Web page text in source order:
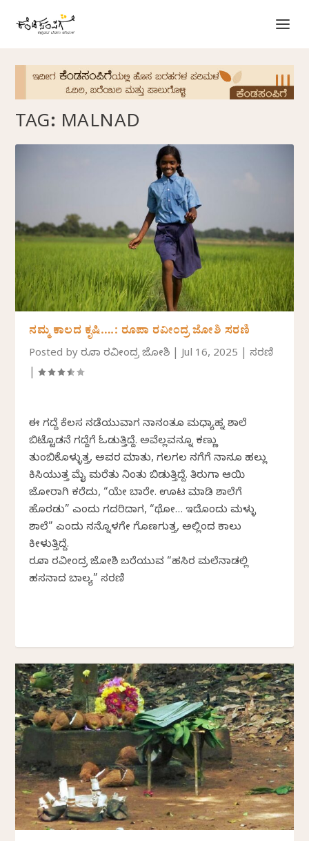
TAG: MALNAD
ನಮ್ಮ ಕಾಲದ ಕೃಷಿ….: ರೂಪಾ ರವೀಂದ್ರ ಜೋಶಿ ಸರಣಿ
Posted byರೂಪಾ ರವೀಂದ್ರ ಜೋಶಿ |Jul 16, 2025 |ಸರಣಿ
|
ಈ ಗದ್ದೆ ಕೆಲಸ ನಡೆಯುವಾಗ ನಾನಂತೂ ಮಧ್ಯಾಹ್ನ ಶಾಲೆ
ಬಿಟ್ಟೊಡನೆ ಗದ್ದೆಗೆ ಓಡುತ್ತಿದ್ದೆ. ಅವೆಲ್ಲವನ್ನೂ ಕಣ್ಣು
ತುಂಬಿಕೊಳ್ಳುತ್ತ, ಅವರ ಮಾತು, ಗಲಗಲ ನಗೆಗೆ ನಾನೂ ಹಲ್ಲು
ಕಿಸಿಯುತ್ತ ಮೈ ಮರೆತು ನಿಂತು ಬಿಡುತ್ತಿದ್ದೆ. ತಿರುಗಾ ಆಯಿ
ಜೋರಾಗಿ ಕರೆದು, “ಯೇ ಬಾರೇ. ಊಟ ಮಾಡಿ ಶಾಲೆಗೆ
ಹೊರಡು” ಎಂದು ಗದರಿದಾಗ, “ಥೋ… ಇದೊಂದು ಮಳ್ಳು
ಶಾಲೆ” ಎಂದು ನನ್ನೊಳಗೇ ಗೊಣಗುತ್ತ, ಅಲ್ಲಿಂದ ಕಾಲು
ಕೀಳುತ್ತಿದ್ದೆ.
ರೂಪಾ ರವೀಂದ್ರ ಜೋಶಿ ಬರೆಯುವ “ಹಸಿರ ಮಲೆನಾಡಲ್ಲಿ
ಹಸನಾದ ಬಾಲ್ಯ” ಸರಣಿ